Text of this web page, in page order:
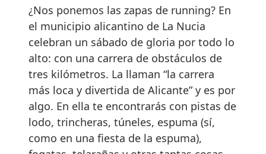
¿Nos ponemos las zapas de running? En
el municipio alicantino de La Nucia
celebran un sábado de gloria por todo lo
alto: con una carrera de obstáculos de
tres kilómetros. La llaman “la carrera
más loca y divertida de Alicante” y es por
algo. En ella te encontrarás con pistas de
lodo, trincheras, túneles, espuma (sí,
como en una fiesta de la espuma),